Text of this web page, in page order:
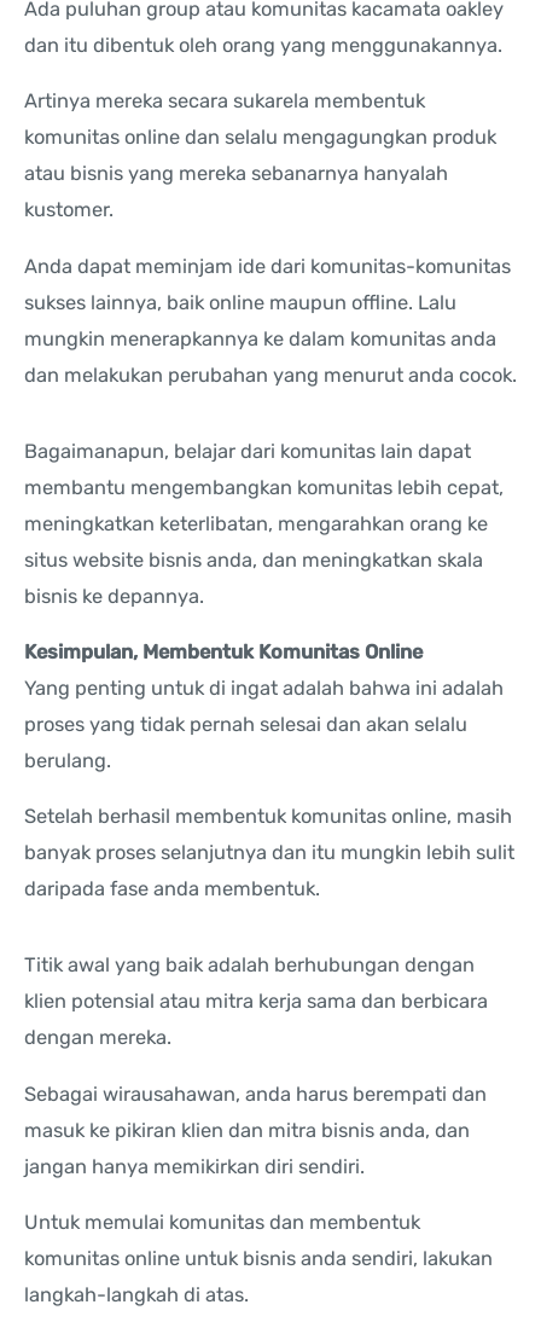
Ada puluhan group atau komunitas kacamata oakley
dan itu dibentuk oleh orang yang menggunakannya.
Artinya mereka secara sukarela membentuk
komunitas online dan selalu mengagungkan produk
atau bisnis yang mereka sebanarnya hanyalah
kustomer.
Anda dapat meminjam ide dari komunitas-komunitas
sukses lainnya, baik online maupun offline. Lalu
mungkin menerapkannya ke dalam komunitas anda
dan melakukan perubahan yang menurut anda cocok.
Bagaimanapun, belajar dari komunitas lain dapat
membantu mengembangkan komunitas lebih cepat,
meningkatkan keterlibatan, mengarahkan orang ke
situs website bisnis anda, dan meningkatkan skala
bisnis ke depannya.
Kesimpulan, Membentuk Komunitas Online
Yang penting untuk di ingat adalah bahwa ini adalah
proses yang tidak pernah selesai dan akan selalu
berulang.
Setelah berhasil membentuk komunitas online, masih
banyak proses selanjutnya dan itu mungkin lebih sulit
daripada fase anda membentuk.
Titik awal yang baik adalah berhubungan dengan
klien potensial atau mitra kerja sama dan berbicara
dengan mereka.
Sebagai wirausahawan, anda harus berempati dan
masuk ke pikiran klien dan mitra bisnis anda, dan
jangan hanya memikirkan diri sendiri.
Untuk memulai komunitas dan membentuk
komunitas online untuk bisnis anda sendiri, lakukan
langkah-langkah di atas.